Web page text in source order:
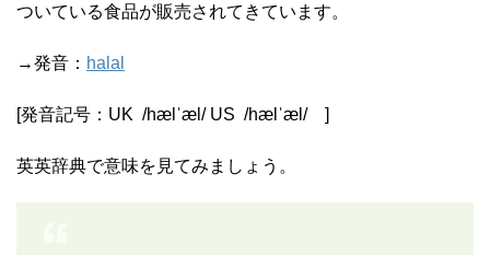
ついている食品が販売されてきています。
→発音： halal
[発音記号： UK /hælˈæl / US /hælˈæl /]
英英辞典で意味を見てみましょう。